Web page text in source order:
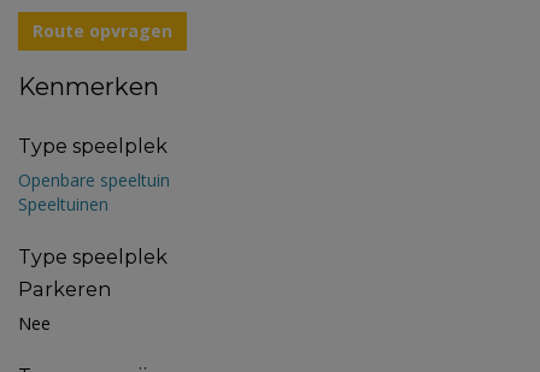
Route opvragen
Kenmerken
Type speelplek
Openbare speeltuin
Speeltuinen
Type speelplek
Parkeren
Nee